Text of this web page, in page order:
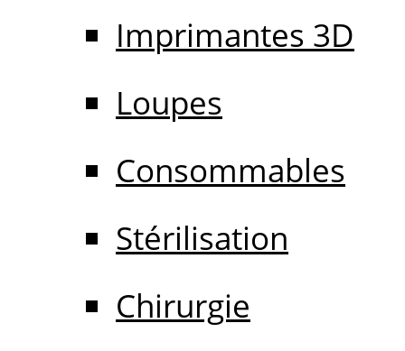
Imprimantes 3D
Loupes
Consommables
Stérilisation
Chirurgie